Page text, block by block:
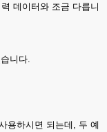
데이터와 조금 다릅니
니다.
용하시면 되는데, 두 예